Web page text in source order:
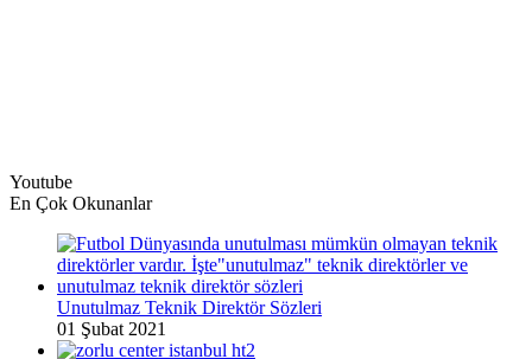
Youtube
En Çok Okunanlar
Unutulmaz Teknik Direktör Sözleri
01 Şubat 2021